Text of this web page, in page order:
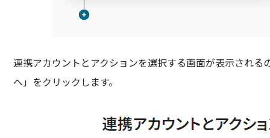
連携アカウントとアクションを選択する画面が表示され
へ」をクリックします。